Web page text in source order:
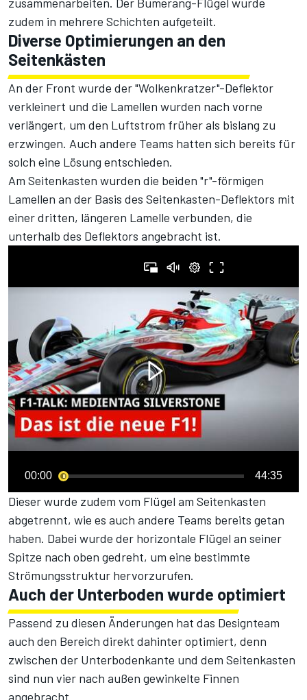
zudem in mehrere Schichten aufgeteilt.
Diverse Optimierungen an den
Seitenkästen
An der Front wurde der "Wolkenkratzer"-Deflektor
verkleinert und die Lamellen wurden nach vorne
verlängert, um den Luftstrom früher als bislang zu
erzwingen. Auch andere Teams hatten sich bereits für
solch eine Lösung entschieden.
Am Seitenkasten wurden die beiden "r"-förmigen
Lamellen an der Basis des Seitenkasten-Deflektors mit
einer dritten, längeren Lamelle verbunden, die
unterhalb des Deflektors angebracht ist.
00:00 44:35
Dieser wurde zudem vom Flügel am Seitenkasten
abgetrennt, wie es auch andere Teams bereits getan
haben. Dabei wurde der horizontale Flügel an seiner
Spitze nach oben gedreht, um eine bestimmte
Strömungsstruktur hervorzurufen.
Auch der Unterboden wurde optimiert
Passend zu diesen Änderungen hat das Designteam
auch den Bereich direkt dahinter optimiert, denn
zwischen der Unterbodenkante und dem Seitenkasten
sind nun vier nach außen gewinkelte Finnen
angebracht.